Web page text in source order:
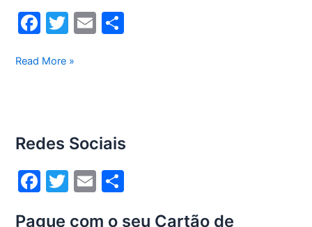
F
c
o
o
k
T
itt
E
Manutenção
Formosa
Read More »
Redes Sociais
F
T
E
Pague com o seu Cartão de